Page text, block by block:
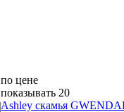
по цене
показывать 20
Ashley скамья